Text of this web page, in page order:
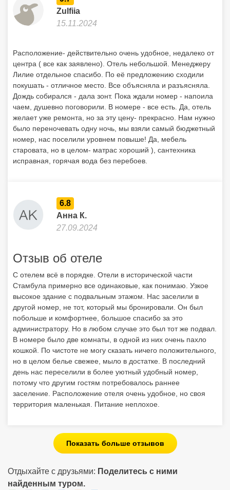
Zulfiia
15.11.2024
Расположение- действительно очень удобное, недалеко от
центра ( все как заявлено). Отель небольшой. Менеджеру
Лилие отдельное спасибо. По её предложению сходили
покушать - отличное место. Все объясняла и разъясняла.
Дождь собирался - дала зонт. Пока ждали номер - напоила
чаем, душевно поговорили. В номере - все есть. Да, отель
желает уже ремонта, но за эту цену- прекрасно. Нам нужно
было переночевать одну ночь, мы взяли самый бюджетный
номер, нас поселили уровнем повыше! Да, мебель
старовата, но в целом- матрас хороший ), сантехника
исправная, горячая вода без перебоев.
6.8
Анна К.
27.09.2024
Отзыв об отеле
С отелем всё в порядке. Отели в исторической части
Стамбула примерно все одинаковые, как понимаю. Узкое
высокое здание с подвальным этажом. Нас заселили в
другой номер, не тот, который мы бронировали. Он был
побольше и комфортнее, большое спасибо за это
администратору. Но в любом случае это был тот же подвал.
В номере было две комнаты, в одной из них очень пахло
кошкой. По чистоте не могу сказать ничего положительного,
но в целом белье свежее, мыло в достатке. В последний
день нас переселили в более уютный удобный номер,
потому что другим гостям потребовалось раннее
заселение. Расположение отеля очень удобное, но своя
территория маленькая. Питание неплохое.
Показать больше отзывов
Отдыхайте с друзьями: Поделитесь с ними
найденным туром.